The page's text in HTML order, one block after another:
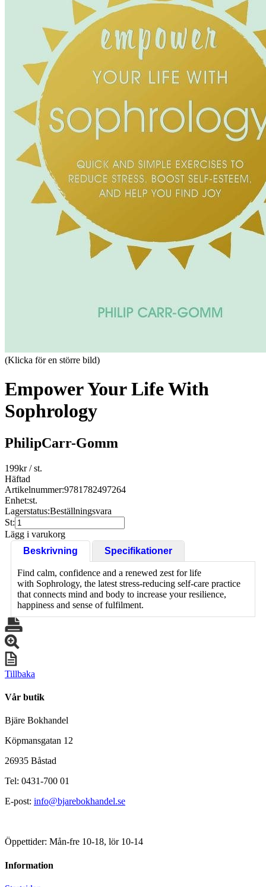
(Klicka för en större bild)
Empower Your Life With
Sophrology
PhilipCarr-Gomm
199kr/ st.
Häftad
Artikelnummer:9781782497264
Enhet:st.
Lagerstatus:Beställningsvara
St:
Lägg i varukorg
Beskrivning
Specifikationer
Find calm, confidence and a renewed zest for life
with Sophrology, the latest stress-reducing self-care practice
that connects mind and body to increase your resilience,
happiness and sense of fulfilment.
Tillbaka
Vår butik
Bjäre Bokhandel
Köpmansgatan 12
26935 Båstad
Tel: 0431-700 01
E-post: info@bjarebokhandel.se
Öppettider: Mån-fre 10-18, lör 10-14
Information